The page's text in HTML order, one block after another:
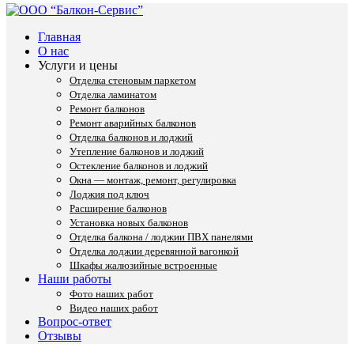
Главная
О нас
Услуги и цены
Отделка стеновым паркетом
Отделка ламинатом
Ремонт балконов
Ремонт аварийных балконов
Отделка балконов и лоджий
Утепление балконов и лоджий
Остекление балконов и лоджий
Окна — монтаж, ремонт, регулировка
Лоджия под ключ
Расширение балконов
Установка новых балконов
Отделка балкона / лоджии ПВХ панелями
Отделка лоджии деревянной вагонкой
Шкафы жалюзийные встроенные
Наши работы
Фото наших работ
Видео наших работ
Вопрос-ответ
Отзывы